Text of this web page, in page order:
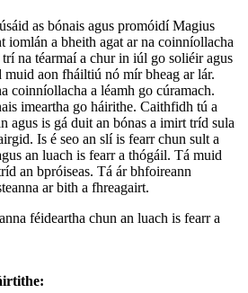
as bónais agus promóidí Magius
iomlán a bheith agat ar na coinníollacha
na téarmaí a chur in iúl go soliéir agus
aon fháiltiú nó mír bheag ar lár.
coinníollacha a léamh go cúramach.
imeartha go háirithe. Caithfidh tú a
agus is gá duit an bónas a imirt tríd sula
Is é seo an slí is fearr chun sult a
an luach is fearr a thógáil. Tá muid
an bpróiseas. Tá ár bhfoireann
ar bith a fhreagairt.
féideartha chun an luach is fearr a